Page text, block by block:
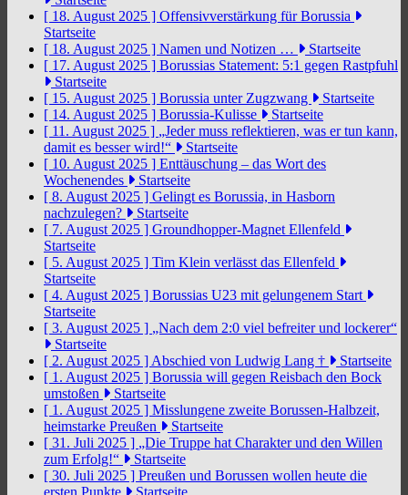
[ 18. August 2025 ] Offensivverstärkung für Borussia
Startseite
[ 18. August 2025 ] Namen und Notizen …
Startseite
[ 17. August 2025 ] Borussias Statement: 5:1 gegen Rastpfuhl
Startseite
[ 15. August 2025 ] Borussia unter Zugzwang
Startseite
[ 14. August 2025 ] Borussia-Kulisse
Startseite
[ 11. August 2025 ] „Jeder muss reflektieren, was er tun kann,
damit es besser wird!“
Startseite
[ 10. August 2025 ] Enttäuschung – das Wort des
Wochenendes
Startseite
[ 8. August 2025 ] Gelingt es Borussia, in Hasborn
nachzulegen?
Startseite
[ 7. August 2025 ] Groundhopper-Magnet Ellenfeld
Startseite
[ 5. August 2025 ] Tim Klein verlässt das Ellenfeld
Startseite
[ 4. August 2025 ] Borussias U23 mit gelungenem Start
Startseite
[ 3. August 2025 ] „Nach dem 2:0 viel befreiter und lockerer“
Startseite
[ 2. August 2025 ] Abschied von Ludwig Lang †
Startseite
[ 1. August 2025 ] Borussia will gegen Reisbach den Bock
umstoßen
Startseite
[ 1. August 2025 ] Misslungene zweite Borussen-Halbzeit,
heimstarke Preußen
Startseite
[ 31. Juli 2025 ] „Die Truppe hat Charakter und den Willen
zum Erfolg!“
Startseite
[ 30. Juli 2025 ] Preußen und Borussen wollen heute die
ersten Punkte
Startseite